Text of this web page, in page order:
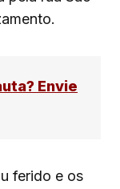
Envie
ferido e os